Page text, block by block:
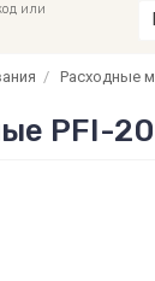
или
/ Расходные
PFI-